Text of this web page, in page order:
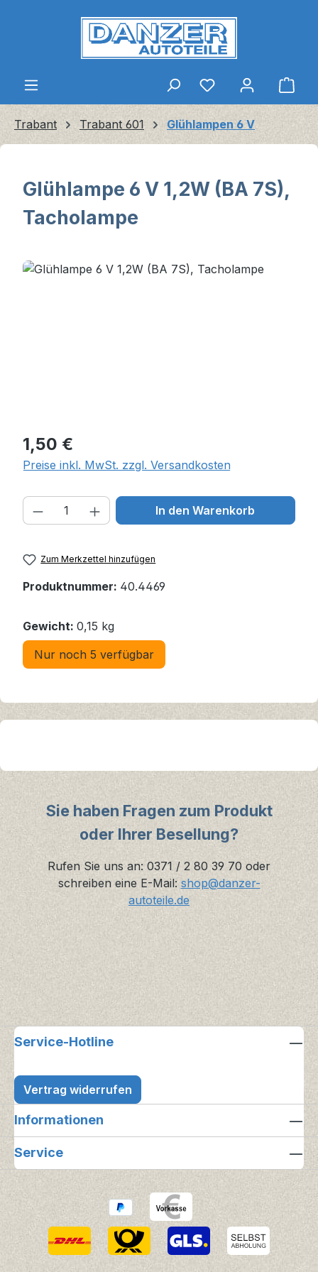
Zum Hauptinhalt springen
Trabant Trabant 601 Glühlampen 6 V
Glühlampe 6 V 1,2W (BA 7S),
Tacholampe
Bildergalerie überspringen
Regulärer Preis:
1,50 €
Preise inkl. MwSt. zzgl. Versandkosten
Produkt Anzahl: Gib den
In den Warenkorb
Zum Merkzettel hinzufügen
Produktnummer: 40.4469
Gewicht: 0,15 kg
Nur noch 5 verfügbar
Sie haben Fragen zum Produkt
oder Ihrer Besellung?
Rufen Sie uns an: 0371 / 2 80 39 70 oder
schreiben eine E-Mail: shop@danzer-
autoteile.de
Service-Hotline
Vertrag widerrufen
Informationen
Service